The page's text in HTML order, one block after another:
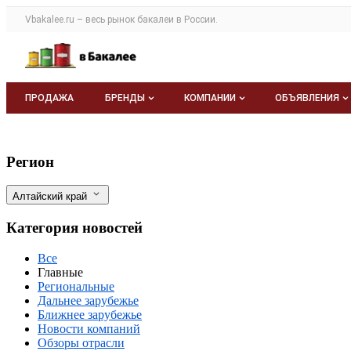
Раздел навигации по сайту vbakalee.ru
Vbakalee.ru – весь рынок бакалеи в России.
Авторизация и меню пользователя
Навигация по разделам сайта vbakalee.ru
ПРОДАЖА БРЕНДЫ КОМПАНИИ ОБЪЯВЛЕНИЯ
В Алтайском крае за 4 месяца
Фильтры
Регион
Алтайский край
Категория новостей
Все
Главные
Региональные
Дальнее зарубежье
Ближнее зарубежье
Новости компаний
Обзоры отрасли